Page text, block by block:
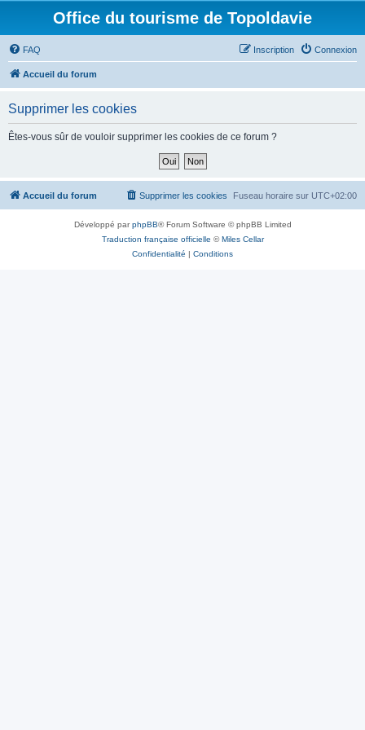
Office du tourisme de Topoldavie
FAQ Connexion
Inscription
Accueil du forum
Supprimer les cookies
Êtes-vous sûr de vouloir supprimer les cookies de ce forum ?
Accueil du forum Fuseau horaire sur UTC+02:00
Supprimer les cookies
Développé parphpBB® Forum Software © phpBB Limited
Traduction française officielle ©Miles Cellar
Confidentialité | Conditions